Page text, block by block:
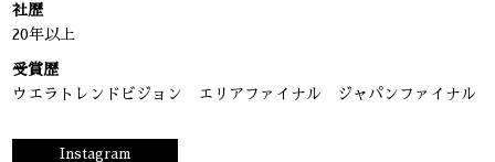
社歴
20年以上
受賞歴
ウエラトレンドビジョン エリアファイナル ジャパンファイナル
Instagram